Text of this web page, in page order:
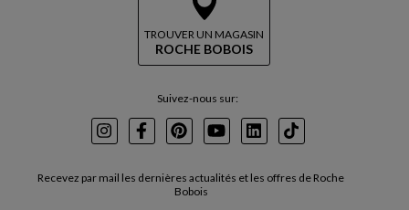
TROUVER UN MAGASIN
ROCHE BOBOIS
Suivez-nous sur:
InstagramFacebookPinterest
YoutubeLinkedInTikTok
Recevez par mail les dernières actualités et les offres de Roche
Bobois